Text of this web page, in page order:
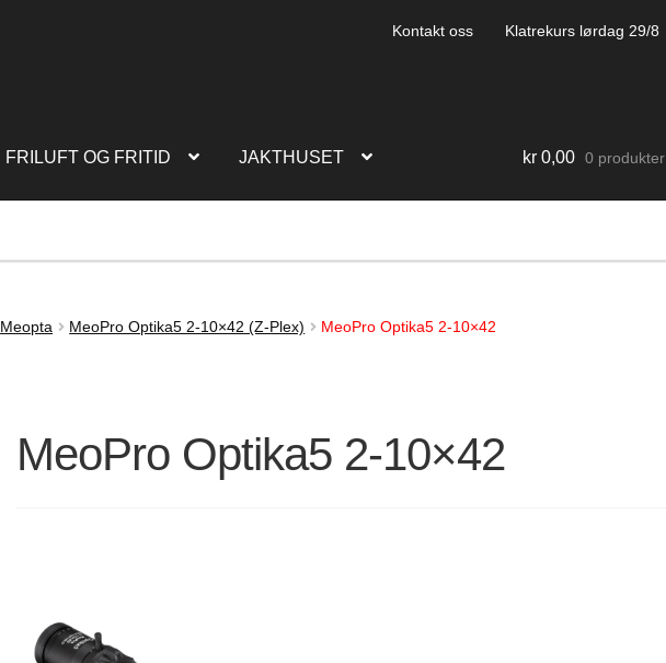
Kontakt oss Klatrekurs lørdag 29/8
FRILUFT OG FRITID JAKTHUSET kr 0,00 0 produkter
Meopta MeoPro Optika5 2-10×42 (Z-Plex) MeoPro Optika5 2-10×42
MeoPro Optika5 2-10×42